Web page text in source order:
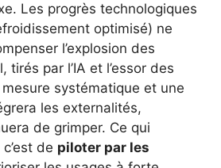
Les progrès technologiques
optimisé) ne
l’explosion des
tirés par l’IA et l’essor des
systématique et une
les externalités,
de grimper. Ce qui
de piloter par les